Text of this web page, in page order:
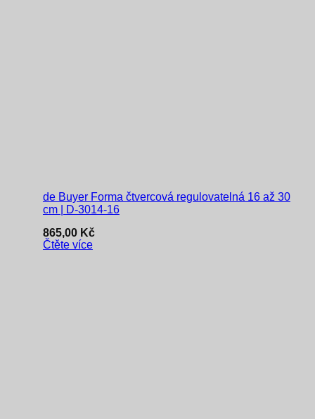
de Buyer Forma čtvercová regulovatelná 16 až 30
cm | D-3014-16
865,00 Kč
Čtěte více